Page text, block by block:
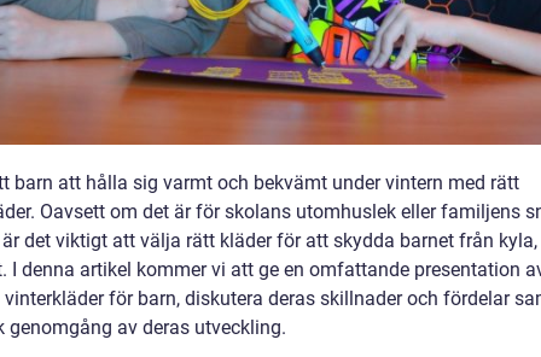
barn att hålla sig varmt och bekvämt under vintern med rätt
Oavsett om det är för skolans utomhuslek eller familjens
är det viktigt att välja rätt kläder för att skydda barnet från
I denna artikel kommer vi att ge en omfattande presentation
vinterkläder för barn, diskutera deras skillnader och fördelar
genomgång av deras utveckling.